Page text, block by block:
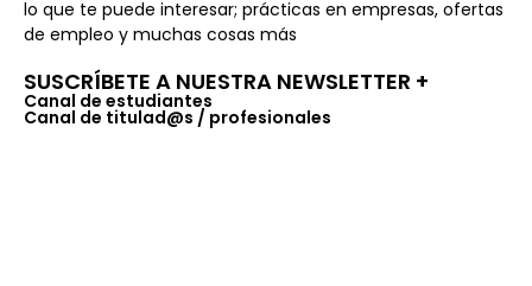
lo que te puede interesar; prácticas en empresas, ofertas
de empleo y muchas cosas más
SUSCRÍBETE A NUESTRA NEWSLETTER +​
Canal de estudiantes
Canal de titulad@s / profesionales